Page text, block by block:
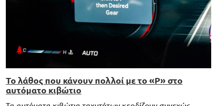
Το λάθος που κάνουν πολλοί με το «P» στο
αυτόματο κιβώτιο